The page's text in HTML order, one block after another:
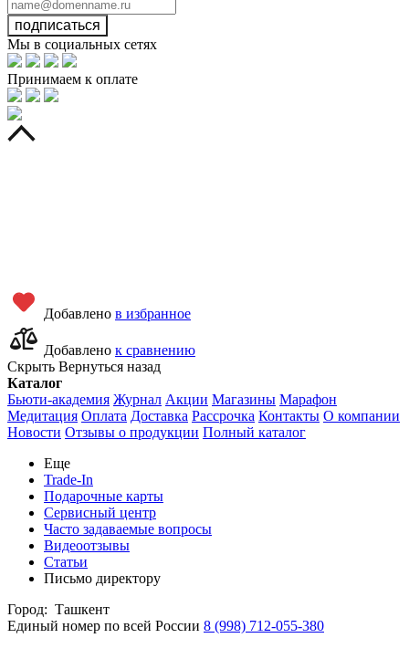
подписаться
Мы в социальных сетях
Принимаем к оплате
Добавлено в избранное
Добавлено к сравнению
Скрыть Вернуться назад
Каталог
Бьюти-академия Журнал Акции Магазины Марафон
Медитация Оплата Доставка Рассрочка Контакты О компании
Новости Отзывы о продукции Полный каталог
Еще
Trade-In
Подарочные карты
Сервисный центр
Часто задаваемые вопросы
Видеоотзывы
Статьи
Письмо директору
Город: Ташкент
Единый номер по всей России 8 (998) 712-055-380